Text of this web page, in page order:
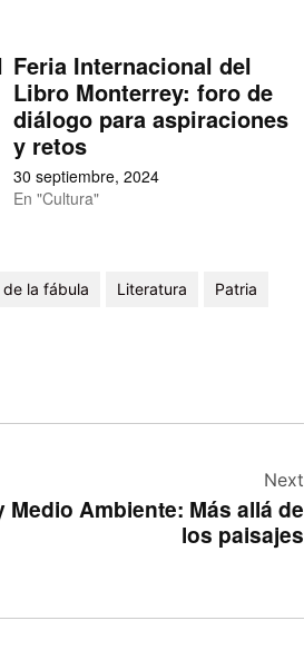
Feria Internacional del
Libro Monterrey: foro de
diálogo para aspiraciones
y retos
30 septiembre, 2024
En "Cultura"
de la fábula Literatura Patria
Next
Medio Ambiente: Más allá de
los paisajes